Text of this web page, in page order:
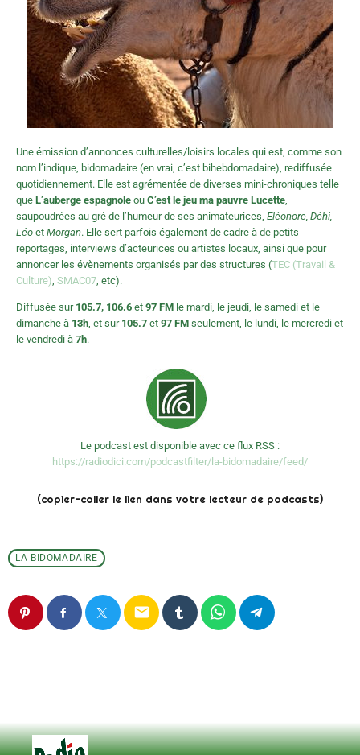
Une émission d’annonces culturelles/loisirs locales qui est, comme son
nom l’indique, bidomadaire (en vrai, c’est bihebdomadaire), rediffusée
quotidiennement. Elle est agrémentée de diverses mini-chroniques telle
que L’auberge espagnole ou C’est le jeu ma pauvre Lucette
saupoudrées au gré de l’humeur de ses animateurices, Eléonore, Déhi,
Léo et Morgan. Elle sert parfois également de cadre à de petits
reportages, interviews d’acteurices ou artistes locaux, ainsi que pour
annoncer les évènements organisés par des structures (TEC (Travail &
Culture) SMAC07 , etc).
Diffusée sur 105.7, 106.6 et 97 FM le mardi, le jeudi, le samedi et le
dimanche à 13h , et sur 105.7 et 97 FM seulement, le lundi, le mercredi et
le vendredi à 7h.
Le podcast est disponible avec ce flux RSS :
https://radiodici.com/podcastfilter/la-bidomadaire/feed/
(copier-coller le lien dans votre lecteur de podcasts)
LA BIDOMADAIRE
email